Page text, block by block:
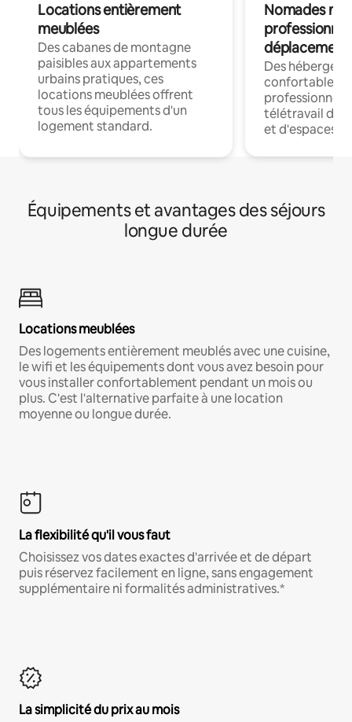
Locations entièrement
meublées
Des cabanes de montagne
paisibles aux appartements
urbains pratiques, ces
locations meublées offrent
tous les équipements d'un
logement standard.
Nomades
déplacement
Des
confortables
professionnels
télétravail
et d'espaces
Équipements et avantages des séjours
longue durée
Locations meublées
Des logements entièrement meublés avec une cuisine,
le wifi et les équipements dont vous avez besoin pour
vous installer confortablement pendant un mois ou
plus. C'est l'alternative parfaite à une location
moyenne ou longue durée.
La flexibilité qu'il vous faut
Choisissez vos dates exactes d'arrivée et de départ
puis réservez facilement en ligne, sans engagement
supplémentaire ni formalités administratives.*
La simplicité du prix au mois